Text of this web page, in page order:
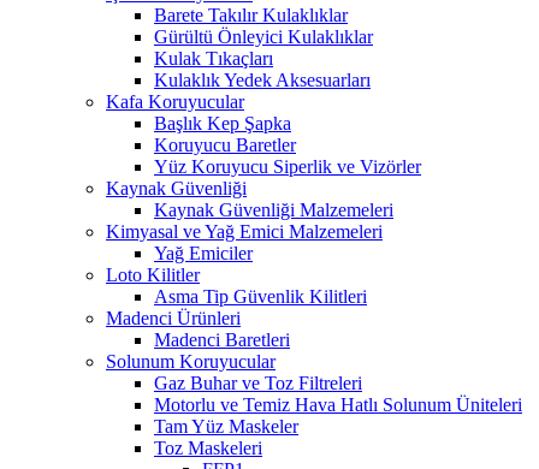
Barete Takılır Kulaklıklar
Gürültü Önleyici Kulaklıklar
Kulak Tıkaçları
Kulaklık Yedek Aksesuarları
Kafa Koruyucular
Başlık Kep Şapka
Koruyucu Baretler
Yüz Koruyucu Siperlik ve Vizörler
Kaynak Güvenliği
Kaynak Güvenliği Malzemeleri
Kimyasal ve Yağ Emici Malzemeleri
Yağ Emiciler
Loto Kilitler
Asma Tip Güvenlik Kilitleri
Madenci Ürünleri
Madenci Baretleri
Solunum Koruyucular
Gaz Buhar ve Toz Filtreleri
Motorlu ve Temiz Hava Hatlı Solunum Üniteleri
Tam Yüz Maskeler
Toz Maskeleri